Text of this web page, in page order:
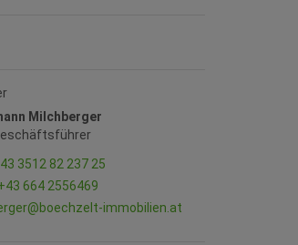
Milchberger
3512 82 237 25
664 2556469
immobilien.at